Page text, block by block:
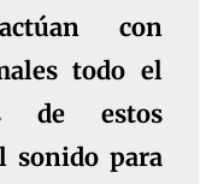
con
todo el
de estos
sonido para